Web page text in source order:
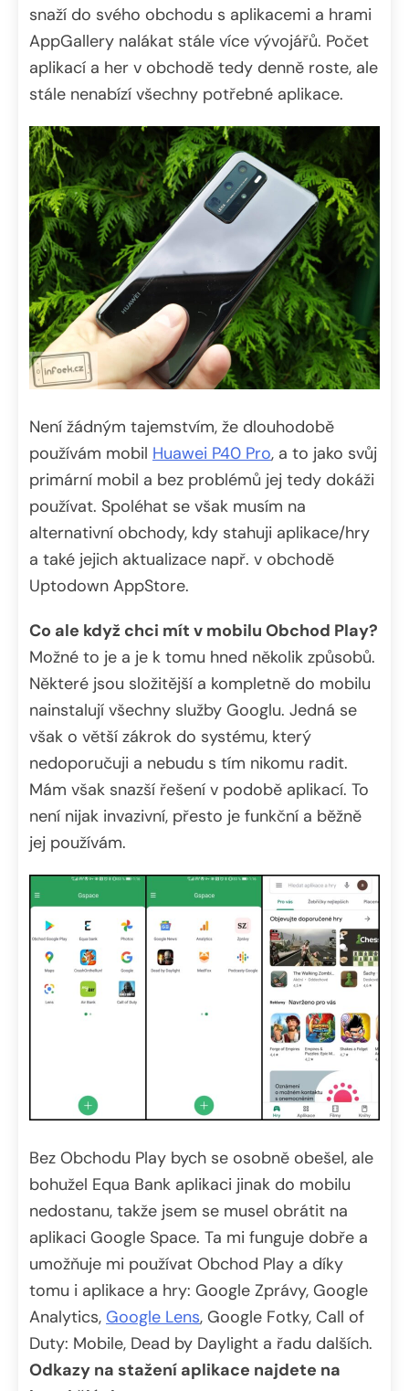
snaží do svého obchodu s aplikacemi a hrami
AppGallery nalákat stále více vývojářů. Počet
aplikací a her v obchodě tedy denně roste, ale
stále nenabízí všechny potřebné aplikace.
Není žádným tajemstvím, že dlouhodobě
používám mobil Huawei P40 Pro, a to jako svůj
primární mobil a bez problémů jej tedy dokáži
používat. Spoléhat se však musím na
alternativní obchody, kdy stahuji aplikace/hry
a také jejich aktualizace např. v obchodě
Uptodown AppStore.
Co ale když chci mít v mobilu Obchod Play?
Možné to je a je k tomu hned několik způsobů.
Některé jsou složitější a kompletně do mobilu
nainstalují všechny služby Googlu. Jedná se
však o větší zákrok do systému, který
nedoporučuji a nebudu s tím nikomu radit.
Mám však snazší řešení v podobě aplikací. To
není nijak invazivní, přesto je funkční a běžně
jej používám.
Bez Obchodu Play bych se osobně obešel, ale
bohužel Equa Bank aplikaci jinak do mobilu
nedostanu, takže jsem se musel obrátit na
aplikaci Google Space. Ta mi funguje dobře a
umožňuje mi používat Obchod Play a díky
tomu i aplikace a hry: Google Zprávy, Google
Analytics, Google Lens, Google Fotky, Call of
Duty: Mobile, Dead by Daylight a řadu dalších.
Odkazy na stažení aplikace najdete na